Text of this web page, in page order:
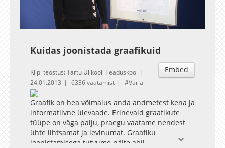
Unmute
8.64%
Esituskiirused
Auto
Kuidas joonistada graafikuid
Embed
Klipi teostus: Tartu Ülikooli Teaduskool
24.01.2013
6336 vaatamist Varia
Graafik on hea võimalus anda andmetest kena ja
informatiivne ülevaade. Erinevaid graafikute
tüüpe on väga palju, praegu vaatame nendest
ühte lihtsamat ja levinumat. Graafiku
joonistamisega tutvume näite abil.